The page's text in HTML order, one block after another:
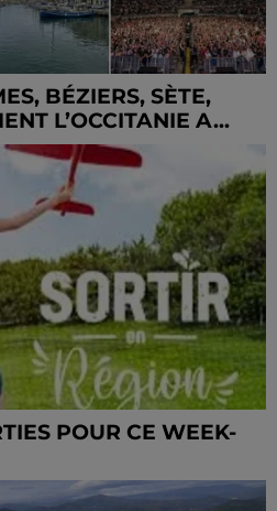
BÉZIERS, SÈTE,
L’OCCITANIE A...
POUR CE WEEK-